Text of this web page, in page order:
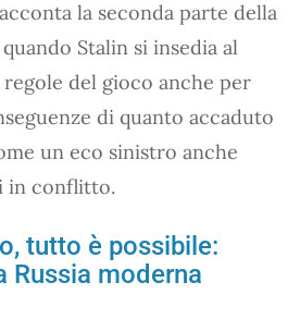
la seconda parte della
Stalin si insedia al
del gioco anche per
di quanto accaduto
un eco sinistro anche
in conflitto.
tutto è possibile:
Russia moderna